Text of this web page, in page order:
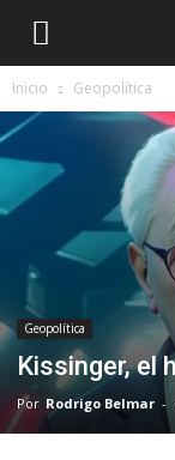
Inicio Geopolítica
Geopolítica
Kissinger, el
Por Rodrigo Belmar -